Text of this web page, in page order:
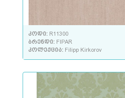
კოდი: R11300
ბრენდი: FIPAR
კოლექცია: Filipp Kirkorov